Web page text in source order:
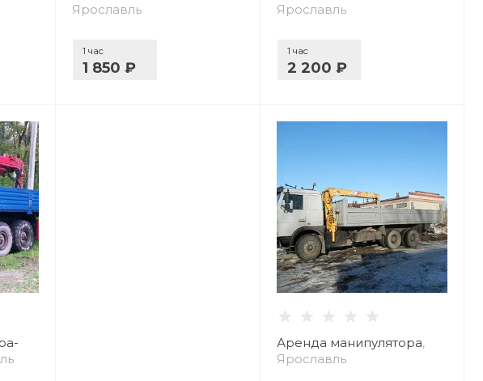
Ярославль
1 час
1 850 ₽
Ярославль
1 час
2 200 ₽
Аренда манипулятора,
Ярославль